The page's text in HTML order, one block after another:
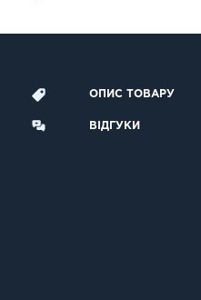
ОПИС ТОВАРУ
ВІДГУКИ